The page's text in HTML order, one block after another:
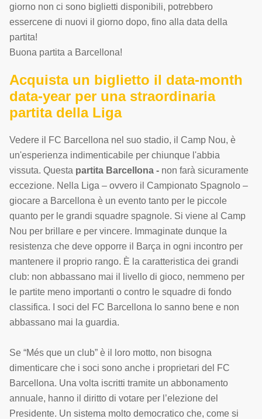
giorno non ci sono biglietti disponibili, potrebbero
essercene di nuovi il giorno dopo, fino alla data della
partita!
Buona partita a Barcellona!
Acquista un biglietto il data-month
data-year per una straordinaria
partita della Liga
Vedere il FC Barcellona nel suo stadio, il Camp Nou, è
un'esperienza indimenticabile per chiunque l'abbia
vissuta. Questa partita Barcellona - non farà sicuramente
eccezione. Nella Liga – ovvero il Campionato Spagnolo –
giocare a Barcellona è un evento tanto per le piccole
quanto per le grandi squadre spagnole. Si viene al Camp
Nou per brillare e per vincere. Immaginate dunque la
resistenza che deve opporre il Barça in ogni incontro per
mantenere il proprio rango. È la caratteristica dei grandi
club: non abbassano mai il livello di gioco, nemmeno per
le partite meno importanti o contro le squadre di fondo
classifica. I soci del FC Barcellona lo sanno bene e non
abbassano mai la guardia.
Se “Més que un club” è il loro motto, non bisogna
dimenticare che i soci sono anche i proprietari del FC
Barcellona. Una volta iscritti tramite un abbonamento
annuale, hanno il diritto di votare per l’elezione del
Presidente. Un sistema molto democratico che, come si